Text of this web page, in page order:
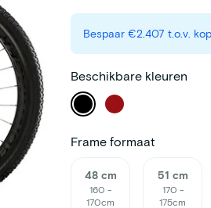
Bespaar €2.407 t.o.v.
Beschikbare kleuren
Frame formaat
48 cm
160 -
170cm
51 cm
170 -
175cm